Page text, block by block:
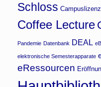
Schloss
Coffee Lecture
Pandemie Datenbank DEAL
elektronische Semesterapparate
eRessourcen